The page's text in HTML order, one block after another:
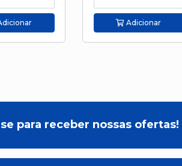
Adicionar
para receber nossas ofertas!